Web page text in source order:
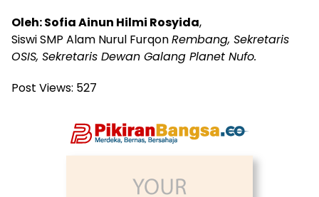
Oleh: Sofia Ainun Hilmi Rosyida,
Siswi SMP Alam Nurul FurqonRembang, Sekretaris
OSIS, Sekretaris Dewan Galang Planet Nufo.
Post Views: 527